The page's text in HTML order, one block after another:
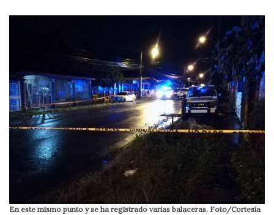
En este mismo punto y se ha registrado varias balaceras. Foto/Cortesía